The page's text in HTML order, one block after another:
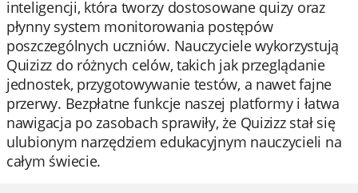
inteligencji, która tworzy dostosowane quizy oraz
płynny system monitorowania postępów
poszczególnych uczniów. Nauczyciele wykorzystują
Quizizz do różnych celów, takich jak przeglądanie
jednostek, przygotowywanie testów, a nawet fajne
przerwy. Bezpłatne funkcje naszej platformy i łatwa
nawigacja po zasobach sprawiły, że Quizizz stał się
ulubionym narzędziem edukacyjnym nauczycieli na
całym świecie.